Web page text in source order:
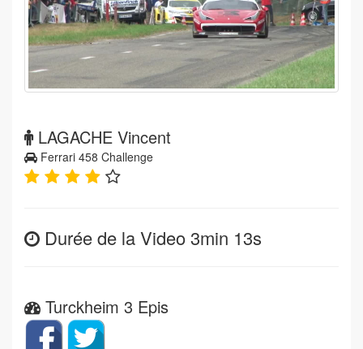
LAGACHE Vincent
Ferrari 458 Challenge
Durée de la Video 3min 13s
Turckheim 3 Epis